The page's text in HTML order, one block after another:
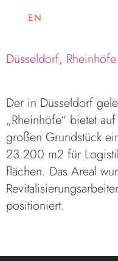
EN
Düsseldorf, Rheinhöfe
Der in Düsseldorf
„Rheinhöfe“ bietet
großen Grundstück
23.200 m2 für
flächen. Das Areal
positioniert.